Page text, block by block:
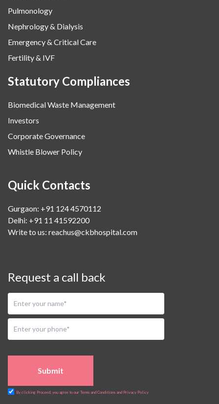
Pulmonology
Nephrology & Dialysis
Emergency & Critical Care
Fertility & IVF
Statutory Compliances
Biomedical Waste Management
Investors
Corporate Governance
Whistle Blower Policy
Quick Contacts
Gurgaon: +91 124 4570112
Delhi: +91 11 41592200
Write to us: reachus@ckbhospital.com
Request a call back
Submit
By clicking Proceed, you agree to our Terms and Conditions and Privacy Policy